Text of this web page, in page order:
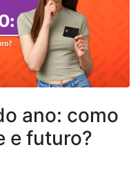
ano: como
e futuro?